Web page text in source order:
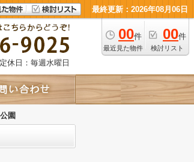
最終更新：2026年08月06日
00件
最近見た物件
00件
検討リスト
定休日：毎週水曜日
園